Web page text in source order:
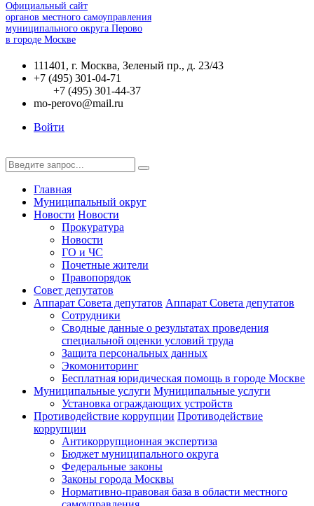
Официальный сайт
органов местного самоуправления
муниципального округа Перово
в городе Москве
111401, г. Москва, Зеленый пр., д. 23/43
+7 (495) 301-04-71
+7 (495) 301-44-37
mo-perovo@mail.ru
Войти
Главная
Муниципальный округ
Новости Новости
Прокуратура
Новости
ГО и ЧС
Почетные жители
Правопорядок
Совет депутатов
Аппарат Совета депутатов Аппарат Совета депутатов
Сотрудники
Сводные данные о результатах проведения
специальной оценки условий труда
Защита персональных данных
Экомониторинг
Бесплатная юридическая помощь в городе Москве
Муниципальные услуги Муниципальные услуги
Установка ограждающих устройств
Противодействие коррупции Противодействие
коррупции
Антикоррупционная экспертиза
Бюджет муниципального округа
Федеральные законы
Законы города Москвы
Нормативно-правовая база в области местного